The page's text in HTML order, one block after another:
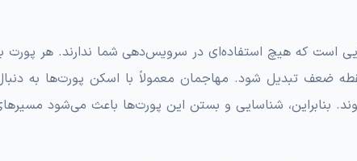
است که هیچ استفاده‌ای در سرویس‌دهی شما ندارند. هر پورت
ضعف تبدیل شود. مهاجمان معمولاً با اسکن پورت‌ها به
بنابراین، شناسایی و بستن این پورت‌ها باعث می‌شود